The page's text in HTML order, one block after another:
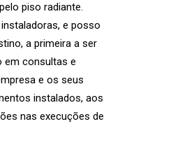
piso radiante.
e posso
a primeira a ser
em consultas e
e os seus
instalados, aos
nas execuções de